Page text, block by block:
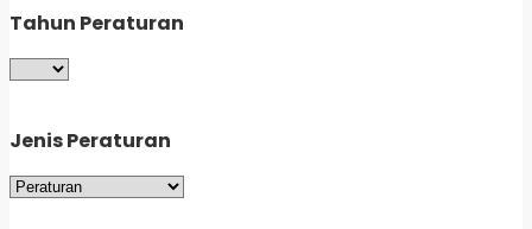
Tahun Peraturan
Jenis Peraturan